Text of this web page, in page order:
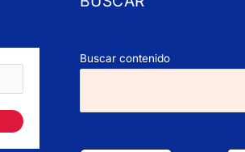
Buscar contenido